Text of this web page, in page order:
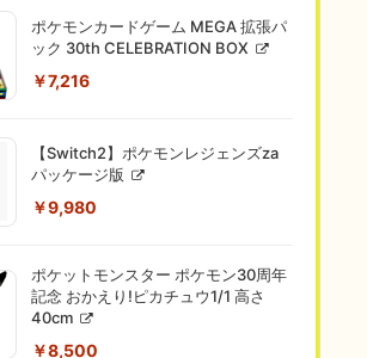
ポケモンカードゲーム MEGA 拡張パ
ック 30th CELEBRATION BOX
￥7,216
【Switch2】ポケモンレジェンズza
パッケージ版
￥9,980
ポケットモンスター ポケモン30周年
記念 おかえり!ピカチュウ1/1 高さ
40cm
￥8,500